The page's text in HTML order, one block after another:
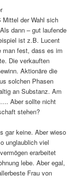
Mittel der Wahl sich
dann – gut laufende
ist z.B. Lucent
man fest, dass es im
Die verkauften
Aktionäre die
solchen Phasen
an Substanz. Am
Aber sollte nicht
stehen?
gar keine. Aber wieso
unglaublich viel
erarbeitet
lebe. Aber egal,
Frau von